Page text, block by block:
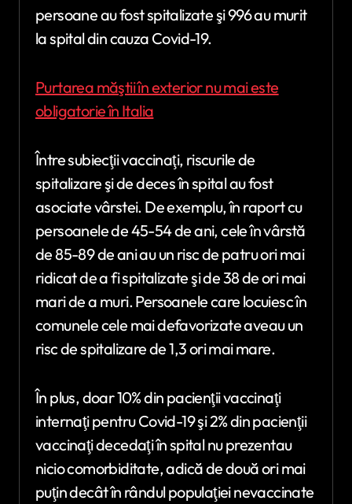
persoane au fost spitalizate şi 996 au murit
la spital din cauza Covid-19.
Purtarea măştii în exterior nu mai este
obligatorie în Italia
Între subiecţii vaccinaţi, riscurile de
spitalizare şi de deces în spital au fost
asociate vârstei. De exemplu, în raport cu
persoanele de 45-54 de ani, cele în vârstă
de 85-89 de ani au un risc de patru ori mai
ridicat de a fi spitalizate şi de 38 de ori mai
mari de a muri. Persoanele care locuiesc în
comunele cele mai defavorizate aveau un
risc de spitalizare de 1,3 ori mai mare.
În plus, doar 10% din pacienţii vaccinaţi
internaţi pentru Covid-19 şi 2% din pacienţii
vaccinaţi decedaţi în spital nu prezentau
nicio comorbiditate, adică de două ori mai
puţin decât în rândul ​​populaţiei nevaccinate